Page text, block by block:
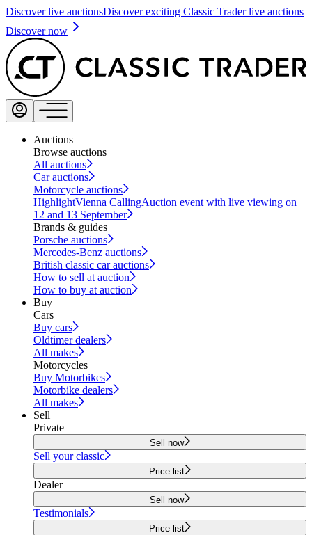
Discover live auctionsDiscover exciting Classic Trader live auctions
Discover now
Auctions
Browse auctions
All auctions
Car auctions
Motorcycle auctions
HighlightVienna CallingAuction event with live viewing on
12 and 13 September
Brands & guides
Porsche auctions
Mercedes-Benz auctions
British classic car auctions
How to sell at auction
How to buy at auction
Buy
Cars
Buy cars
Oldtimer dealers
All makes
Motorcycles
Buy Motorbikes
Motorbike dealers
All makes
Sell
Private
Sell now
Sell your classic
Price list
Dealer
Sell now
Testimonials
Price list